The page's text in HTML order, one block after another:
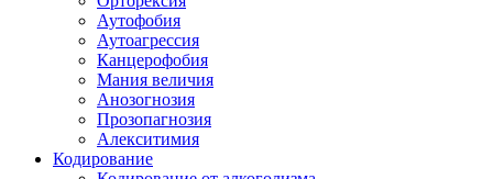
Аутофобия
Аутоагрессия
Канцерофобия
Мания величия
Анозогнозия
Прозопагнозия
Алекситимия
Кодирование